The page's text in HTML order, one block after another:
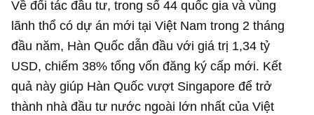
Về đối tác đầu tư, trong số 44 quốc gia và vùng
lãnh thổ có dự án mới tại Việt Nam trong 2 tháng
đầu năm, Hàn Quốc dẫn đầu với giá trị 1,34 tỷ
USD, chiếm 38% tổng vốn đăng ký cấp mới. Kết
quả này giúp Hàn Quốc vượt Singapore để trở
thành nhà đầu tư nước ngoài lớn nhất của Việt